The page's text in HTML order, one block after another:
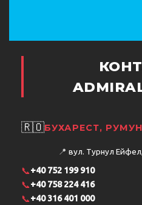
🇷🇴БУХАРЕСТ,
📍 вул. Турнул
📞+40 752 199 910
📞+40 758 224 416
📞+40 316 401 000